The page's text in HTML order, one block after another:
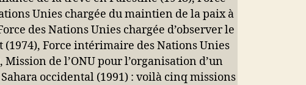
Unies chargée du maintien de la paix à
des Nations Unies chargée d’observer le
(1974), Force intérimaire des Nations Unies
Mission de l’ONU pour l’organisation d’un
occidental (1991) : voilà cinq missions